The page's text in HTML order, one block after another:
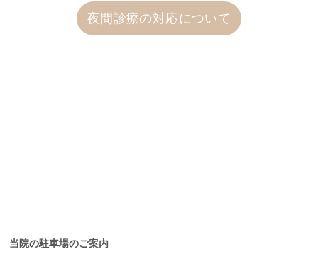
夜間診療の対応について
当院の駐車場のご案内